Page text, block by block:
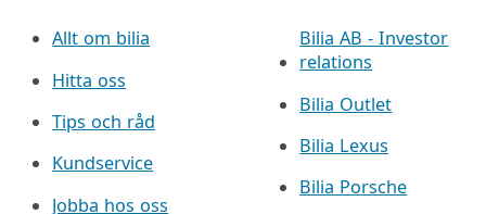
Allt om bilia
Hitta oss
Tips och råd
Kundservice
Jobba hos oss
Bilia AB - Investor
relations
Bilia Outlet
Bilia Lexus
Bilia Porsche